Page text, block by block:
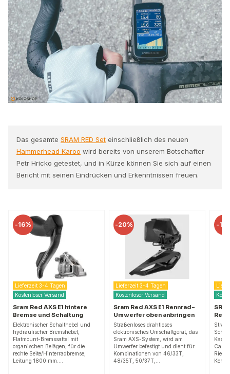
Das gesamte SRAM RED Set einschließlich des neuen
Hammerhead Karoo wird bereits von unserem Botschafter
Petr Hricko getestet, und in Kürze können Sie sich auf einen
Bericht mit seinen Eindrücken und Erkenntnissen freuen.
-20%
Lieferzeit 3-4 Tagen
Kostenloser Versand
Sram Red AXS E1 Rennrad-
Umwerfer oben anbringen
Straßenloses drahtloses
elektronisches Umschaltgerät, das
Sram AXS-System, wird am
Umwerfer befestigt und dient für
Kombinationen von 46/33T,
48/35T, 50/37T,…
-19%
Lieferzeit 3-4 Tagen
Kostenloser Versand
SRAM Red AXS E1
Rennradschaltwerk 36T
Straßen wireless elektronische
Schaltung, Sram AXS-System, für
Kassetten von 10-28T bis 10-36T,
Carbon-Käfig, X-Sync-
Riemenscheiben mit
Keramiklagern, wird…
-
auf
Sram
50